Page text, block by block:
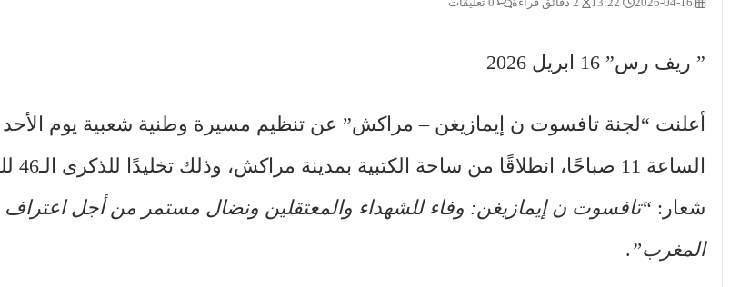
” ريف رس” 16 ابريل 2026
شعار: “تافسوت ن إيمازيغن: وفاء للشهداء والمعتقلين ونضال مستمر من أجل اعتراف
المغرب” .